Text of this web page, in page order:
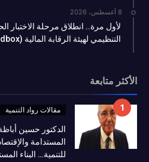
8 أغسطس، 2026
لأول مرة.. انطلاق مرحلة الاختبار
التنظيمي لهيئة الرقابة المالية (FRA-Sandbox)
الأكثر متابعة
مقالات رواد التنمية
الدكتور حسين
المستدامة
للتنمية… البناء